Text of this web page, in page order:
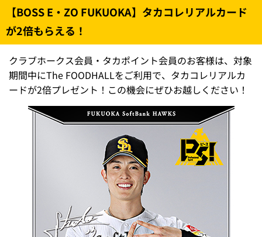
ドリンク引換コインについて
利用可能期間：配布当日～7月31日（木）
利用場所：BOSS E・ZO FUKUOKA内のサントリー自動販
売機限定
※ 1F・4F・6F・7F・RFに設置（19:00以降は1Fのみ）
コイン1枚につきドリンク1本／引換後は返却されません
2日間合計900名まで
コインの再発行はできません／紛失にご注意ください
自販機の売切れ状況によってはご希望のドリンクが無い
場合がございます
交換後の返品、交換はできません